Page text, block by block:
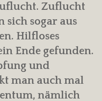
Zuflucht
sich sogar aus
Hilfloses
Ende gefunden.
und
man auch mal
nämlich